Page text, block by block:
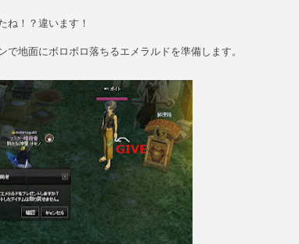
ね！？違います！
地面にボロボロ落ちるエメラルドを準備します。